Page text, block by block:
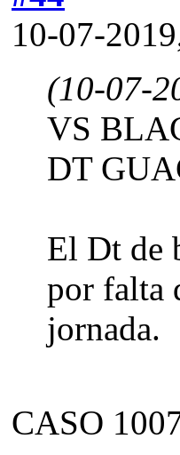
10-07-
(10-07-
VS
DT
El Dt de
por falta
jornada.
CASO